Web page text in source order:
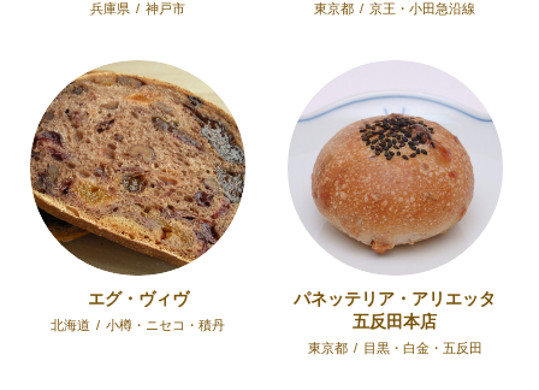
兵庫県 / 神戸市 東京都 / 京王・小田急沿線
エグ・ヴィヴ
北海道 / 小樽・ニセコ・積丹
パネッテリア・アリエッタ
五反田本店
東京都 / 目黒・白金・五反田